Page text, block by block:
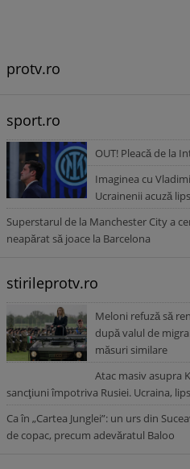
protv.ro
sport.ro
OUT! Pleacă de la
Imaginea cu
Ucrainenii acuză
Superstarul de la Manchester City a
neapărat să joace la Barcelona
stirileprotv.ro
Meloni refuză să
după valul de
măsuri similare
Atac masiv asupra
sancţiuni împotriva Rusiei. Ucraina,
Ca în „Cartea Junglei”: un urs din
de copac, precum adevăratul Baloo